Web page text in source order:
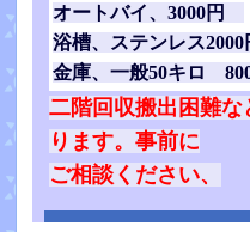
オートバイ、3000円
浴槽、ステンレス
金庫、一般50キロ
二階回収搬出困難
ります。事前に
ご相談ください、